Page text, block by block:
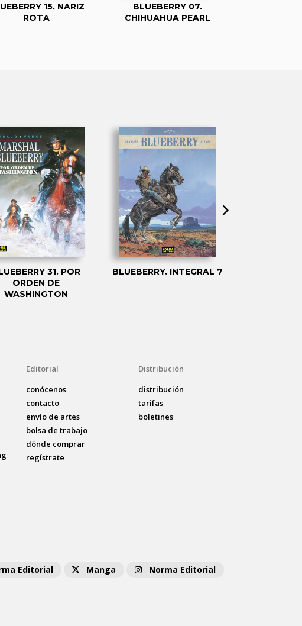
15. NARIZ
ROTA
BLUEBERRY 07.
CHIHUAHUA PEARL
31. POR
ORDEN DE
WASHINGTON
BLUEBERRY. INTEGRAL 7
Editorial
conócenos
contacto
envío de artes
bolsa de trabajo
dónde comprar
regístrate
Distribución
distribución
tarifas
boletines
Editorial Manga
Norma Editorial